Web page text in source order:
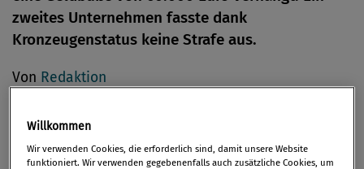
zweites Unternehmen fasste dank
Kronzeugenstatus keine Strafe aus.
Von Redaktion
Willkommen
Wir verwenden Cookies, die erforderlich sind, damit unsere Website
funktioniert. Wir verwenden gegebenenfalls auch zusätzliche Cookies, um